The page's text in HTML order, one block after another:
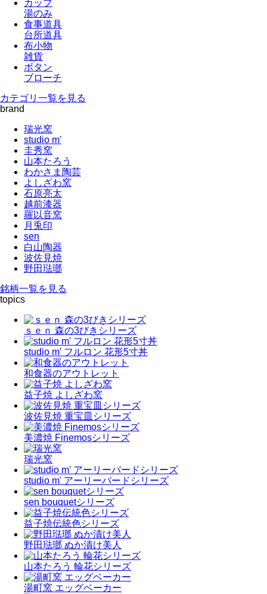
カップ
湯のみ
食事道具
台所道具
布小物
雑貨
ボタン
ブローチ
カテゴリ一覧を見る
brand
瑞光窯
studio m'
圭秀窯
山本たろう
わかさま陶芸
よしざわ窯
石原亮太
越前漆器
羅以音窯
月兎印
sen
白山陶器
波佐見焼
野田琺瑯
銘柄一覧を見る
topics
ｓｅｎ 森の3びきシリーズ
studio m' フルロン 花形5寸丼
和食器のアウトレット
益子焼 よしざわ窯
波佐見焼 重宝皿シリーズ
美濃焼 Finemosシリーズ
瑞光窯
studio m' アーリーバードシリーズ
sen bouquetシリーズ
益子焼伝統色シリーズ
野田琺瑯 ぬか漬け美人
山本たろう 輪花シリーズ
湯町窯 エッグベーカー